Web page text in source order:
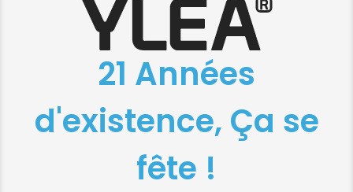
21 Années
d'existence, Ça se
fête !